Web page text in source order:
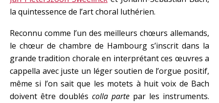
la quintessence de l’art choral luthérien.
Reconnu comme l’un des meilleurs chœurs allemands,
le chœur de chambre de Hambourg s’inscrit dans la
grande tradition chorale en interprétant ces œuvres a
cappella avec juste un léger soutien de l’orgue positif,
même si l’on sait que les motets à huit voix de Bach
doivent être doublés colla parte par les instruments.